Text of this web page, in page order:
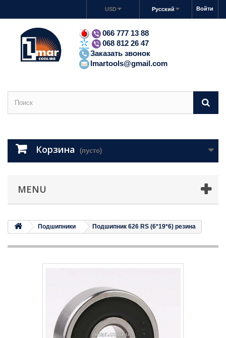
Войти
Русский
USD
066 777 13 88
068 812 26 47
Заказать звонок
lmartools@gmail.com
Корзина (пусто)
MENU
Подшипники Подшипник 626 RS (6*19*6) резина